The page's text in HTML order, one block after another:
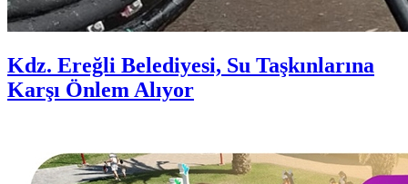
Kdz. Ereğli Belediyesi, Su Taşkınlarına
Karşı Önlem Alıyor